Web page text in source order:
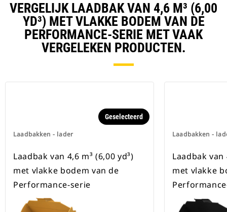
VERGELIJK LAADBAK VAN 4,6 M³ (6,00
YD³) MET VLAKKE BODEM VAN DE
PERFORMANCE-SERIE MET VAAK
VERGELEKEN PRODUCTEN.
Laadbakken - lader
Geselecteerd
Laadbak van 4,6 m³ (6,00 yd³)
met vlakke bodem van de
Performance-serie
Laadbakken -
Laadbak van
met vlakke